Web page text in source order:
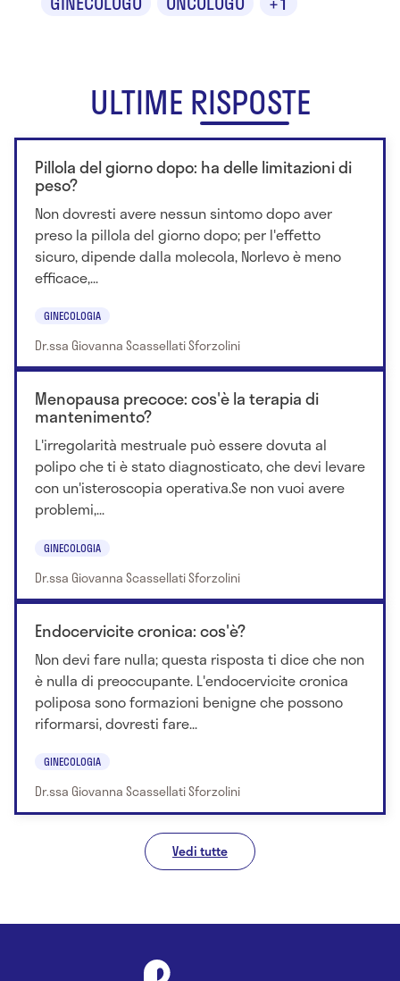
ULTIME RISPOSTE
Pillola del giorno dopo: ha delle limitazioni di
peso?
Non dovresti avere nessun sintomo dopo aver
preso la pillola del giorno dopo; per l'effetto
sicuro, dipende dalla molecola, Norlevo è meno
efficace,...
GINECOLOGIA
Dr.ssa Giovanna Scassellati Sforzolini
Menopausa precoce: cos'è la terapia di
mantenimento?
L'irregolarità mestruale può essere dovuta al
polipo che ti è stato diagnosticato, che devi levare
con un'isteroscopia operativa.Se non vuoi avere
problemi,...
GINECOLOGIA
Dr.ssa Giovanna Scassellati Sforzolini
Endocervicite cronica: cos'è?
Non devi fare nulla; questa risposta ti dice che non
è nulla di preoccupante. L'endocervicite cronica
poliposa sono formazioni benigne che possono
riformarsi, dovresti fare...
GINECOLOGIA
Dr.ssa Giovanna Scassellati Sforzolini
Vedi tutte